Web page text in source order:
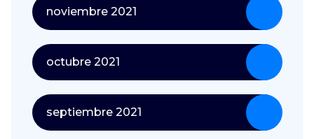
noviembre 2021
octubre 2021
septiembre 2021